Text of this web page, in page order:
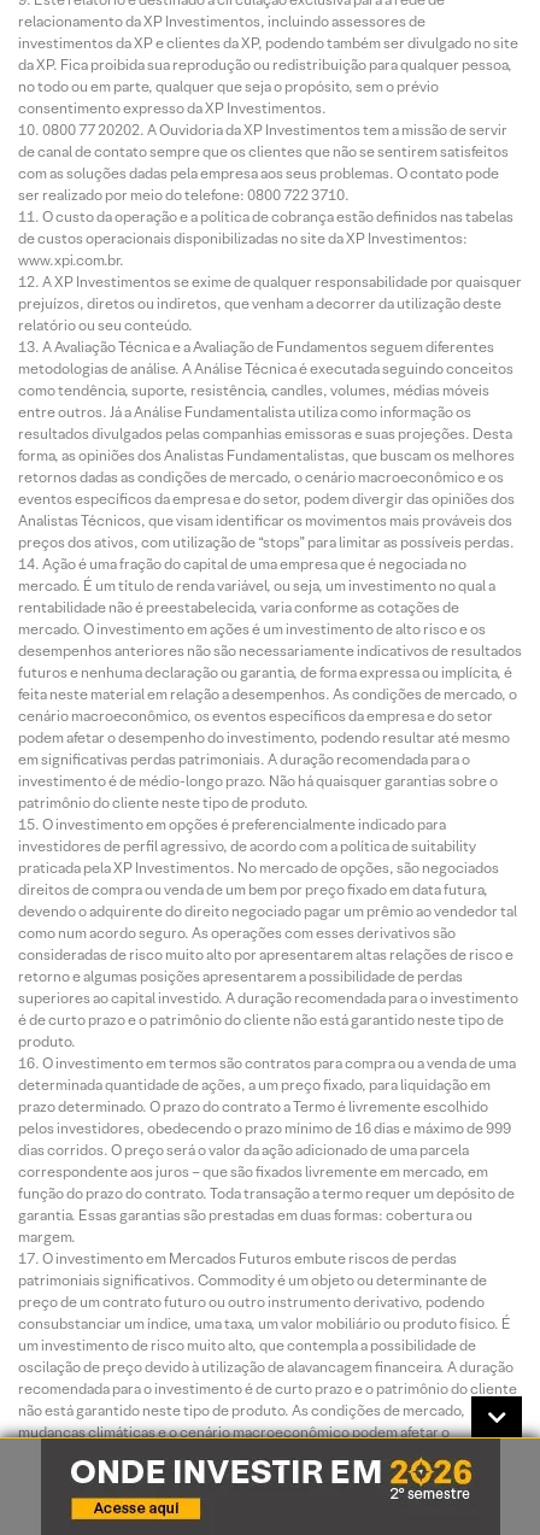
relacionamento da XP Investimentos, incluindo assessores de
investimentos da XP e clientes da XP, podendo também ser divulgado no site
da XP. Fica proibida sua reprodução ou redistribuição para qualquer pessoa,
no todo ou em parte, qualquer que seja o propósito, sem o prévio
consentimento expresso da XP Investimentos.
0800 77 20202. A Ouvidoria da XP Investimentos tem a missão de servir
de canal de contato sempre que os clientes que não se sentirem satisfeitos
com as soluções dadas pela empresa aos seus problemas. O contato pode
ser realizado por meio do telefone: 0800 722 3710.
O custo da operação e a política de cobrança estão definidos nas tabelas
de custos operacionais disponibilizadas no site da XP Investimentos:
www.xpi.com.br.
A XP Investimentos se exime de qualquer responsabilidade por quaisquer
prejuízos, diretos ou indiretos, que venham a decorrer da utilização deste
relatório ou seu conteúdo.
A Avaliação Técnica e a Avaliação de Fundamentos seguem diferentes
metodologias de análise. A Análise Técnica é executada seguindo conceitos
como tendência, suporte, resistência, candles, volumes, médias móveis
entre outros. Já a Análise Fundamentalista utiliza como informação os
resultados divulgados pelas companhias emissoras e suas projeções. Desta
forma, as opiniões dos Analistas Fundamentalistas, que buscam os melhores
retornos dadas as condições de mercado, o cenário macroeconômico e os
eventos específicos da empresa e do setor, podem divergir das opiniões dos
Analistas Técnicos, que visam identificar os movimentos mais prováveis dos
preços dos ativos, com utilização de “stops” para limitar as possíveis perdas.
Ação é uma fração do capital de uma empresa que é negociada no
mercado. É um título de renda variável, ou seja, um investimento no qual a
rentabilidade não é preestabelecida, varia conforme as cotações de
mercado. O investimento em ações é um investimento de alto risco e os
desempenhos anteriores não são necessariamente indicativos de resultados
futuros e nenhuma declaração ou garantia, de forma expressa ou implícita, é
feita neste material em relação a desempenhos. As condições de mercado, o
cenário macroeconômico, os eventos específicos da empresa e do setor
podem afetar o desempenho do investimento, podendo resultar até mesmo
em significativas perdas patrimoniais. A duração recomendada para o
investimento é de médio-longo prazo. Não há quaisquer garantias sobre o
patrimônio do cliente neste tipo de produto.
O investimento em opções é preferencialmente indicado para
investidores de perfil agressivo, de acordo com a política de suitability
praticada pela XP Investimentos. No mercado de opções, são negociados
direitos de compra ou venda de um bem por preço fixado em data futura,
devendo o adquirente do direito negociado pagar um prêmio ao vendedor tal
como num acordo seguro. As operações com esses derivativos são
consideradas de risco muito alto por apresentarem altas relações de risco e
retorno e algumas posições apresentarem a possibilidade de perdas
superiores ao capital investido. A duração recomendada para o investimento
é de curto prazo e o patrimônio do cliente não está garantido neste tipo de
produto.
O investimento em termos são contratos para compra ou a venda de uma
determinada quantidade de ações, a um preço fixado, para liquidação em
prazo determinado. O prazo do contrato a Termo é livremente escolhido
pelos investidores, obedecendo o prazo mínimo de 16 dias e máximo de 999
dias corridos. O preço será o valor da ação adicionado de uma parcela
correspondente aos juros – que são fixados livremente em mercado, em
função do prazo do contrato. Toda transação a termo requer um depósito de
garantia. Essas garantias são prestadas em duas formas: cobertura ou
margem.
O investimento em Mercados Futuros embute riscos de perdas
patrimoniais significativos. Commodity é um objeto ou determinante de
preço de um contrato futuro ou outro instrumento derivativo, podendo
consubstanciar um índice, uma taxa, um valor mobiliário ou produto físico. É
um investimento de risco muito alto, que contempla a possibilidade de
oscilação de preço devido à utilização de alavancagem financeira. A duração
recomendada para o investimento é de curto prazo e o patrimônio do cliente
não está garantido neste tipo de produto. As condições de mercado,
mudanças climáticas e o cenário macroeconômico podem afetar o
ESTA INSTITUIÇÃO É ADERENTE AO CÓDIGO ANBIMA DE
DISTRIBUIÇÃO DE PRODUTOS DE INVESTIMENTO.